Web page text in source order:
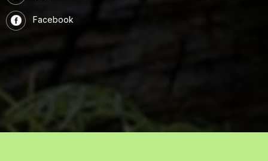
Facebook